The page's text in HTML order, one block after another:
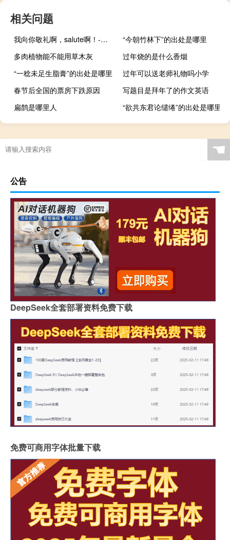
相关问题
我向你敬礼啊，salute啊！-我向你敬礼啊，salute啊！什么梗-「鲸吼社区」
“今朝竹林下”的出处是哪里
多肉植物能不能用草木灰
过年烧的是什么香烟
“一稔未足生脂膏”的出处是哪里
过年可以送老师礼物吗小学
春节后全国的票房下跌原因
写题目是拜年了的作文英语
扁鹊是哪里人
“欲共东君论缱绻”的出处是哪里
☚
公告
DeepSeek全套部署资料免费下载
免费可商用字体批量下载